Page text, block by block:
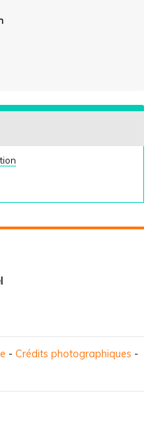
- Crédits photographiques -